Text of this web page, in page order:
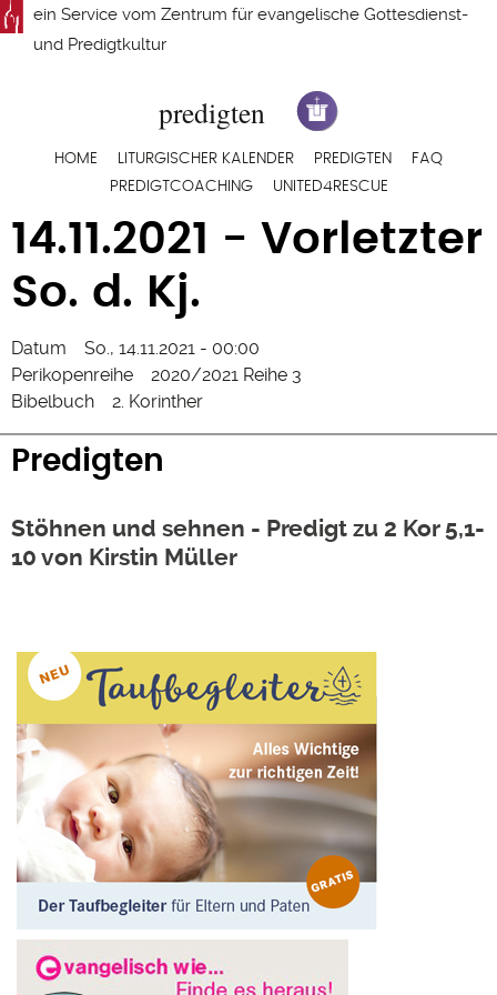
Direkt
zum
ein Service vom Zentrum für evangelische Gottesdienst-
und Predigtkultur
Hauptnavigation
HOME LITURGISCHER KALENDER PREDIGTEN
FAQ
PREDIGTCOACHING
UNITED4RESCUE
14.11.2021 - Vorletzter
So. d. Kj.
Datum
So., 14.11.2021 - 00:00
Perikopenreihe
2020/2021 Reihe 3
Bibelbuch
2. Korinther
Predigten
Stöhnen und sehnen - Predigt zu 2 Kor 5,1-
10 von Kirstin Müller